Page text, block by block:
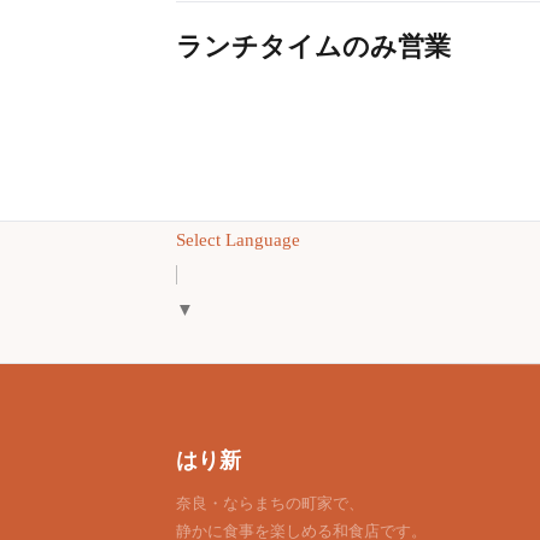
ランチタイムのみ営業
Select Language
▼
はり新
奈良・ならまちの町家で、
静かに食事を楽しめる和食店です。